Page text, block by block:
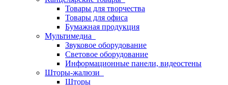
Товары для творчества
Товары для офиса
Бумажная продукция
Мультимедиа
Звуковое оборудование
Световое оборудование
Информационные панели, видеостены
Шторы-жалюзи
Шторы